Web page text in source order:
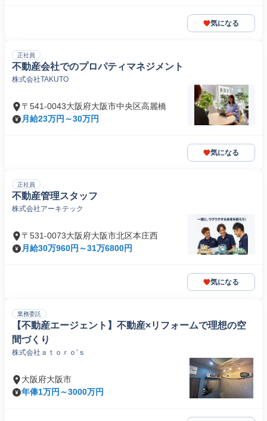
気になる
正社員
不動産会社でのプロパティマネジメント
株式会社TAKUTO
〒541-0043大阪府大阪市中央区高麗橋
月給23万円～30万円
気になる
正社員
不動産管理スタッフ
株式会社アーキテック
〒531-0073大阪府大阪市北区本庄西
月給30万960円～31万6800円
気になる
業務委託
【不動産エージェント】不動産×リフォームで理想の空
間づくり
株式会社ａｔｏｒｏ’ｓ
大阪府大阪市
年俸1万円～3000万円